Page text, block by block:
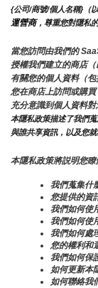
{公司/商號/個人名稱}（
運營商，尊重您對隱私
當您訪問由我們的
授權我們建立的商店
有關您的個人資料（
您在商店上訪問或購
充分意識到個人資料
本隱私政策描述了我們
與誰共享資訊，以及您
本隱私政策將説明您瞭
我們蒐集什
您提供的資
我們如何使
我們如何使
我們如何處
您的權利和
我們如何保
如何更新本
如何聯絡我